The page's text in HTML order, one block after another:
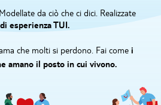
complessità della lavorazione del
per realizzare questa
da ciò che ci dici. Realizzate
esperienza TUI.
che molti si perdono. Fai come i
amano il posto in cui vivono.